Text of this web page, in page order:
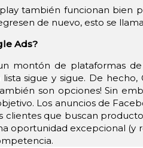
también funcionan bien
de nuevo, esto se
Ads?
montón de plataformas
sigue y sigue. De
son opciones! Sin
Los anuncios de
clientes que buscan
oportunidad excepcional